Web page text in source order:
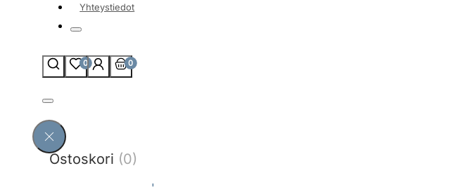
Yhteystiedot
0 0
Ostoskori (0)